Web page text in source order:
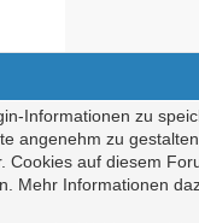
Informationen zu
angenehm zu
Cookies auf diesem
Mehr Informationen